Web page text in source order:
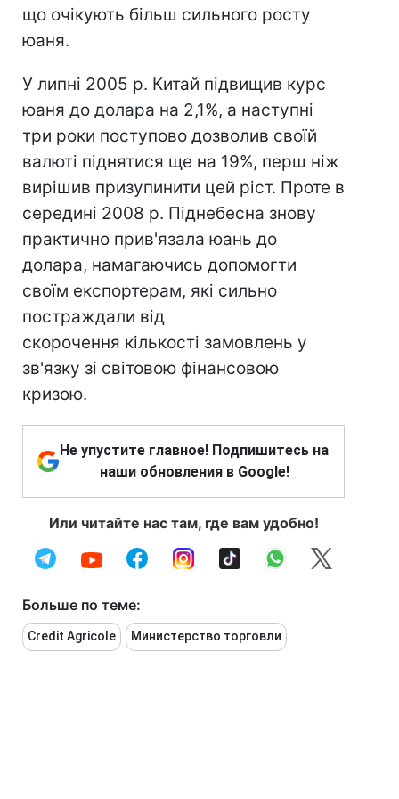
що очікують більш сильного росту
юаня.
У липні 2005 р. Китай підвищив курс
юаня до долара на 2,1%, а наступні
три роки поступово дозволив своїй
валюті піднятися ще на 19%, перш ніж
вирішив призупинити цей ріст. Проте в
середині 2008 р. Піднебесна знову
практично прив'язала юань до
долара, намагаючись допомогти
своїм експортерам, які сильно
постраждали від
скорочення кількості замовлень у
зв'язку зі світовою фінансовою
кризою.
Не упустите главное! Подпишитесь на
наши обновления в Google!
Или читайте нас там, где вам удобно!
Больше по теме:
Credit Agricole Министерство торговли